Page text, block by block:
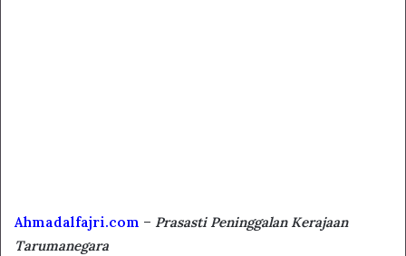
Ahmadalfajri.com – Prasasti Peninggalan Kerajaan
Tarumanegara